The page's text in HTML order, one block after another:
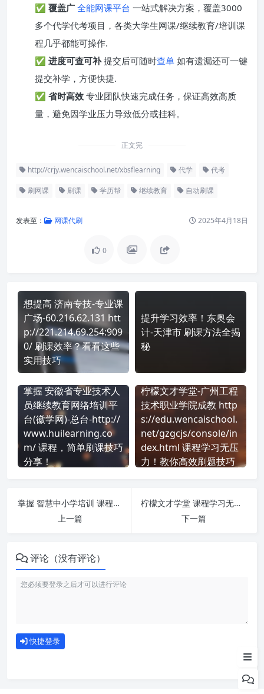
✅ 覆盖广 全能网课平台 一站式解决方案，覆盖3000
多个代学代考项目，各类大学生网课/继续教育/培训课
程几乎都能可操作.
✅ 进度可查可补提交后可随时查单 如有遗漏还可一键
提交补学，方便快捷.
✅ 省时高效 专业团队快速完成任务，保证高效高质
量，避免因学业压力导致低分或挂科。
正文完
http://crjy.wencaischool.net/xbsflearning 代学 代考
刷网课 刷课 学历帮 继续教育 自动刷课
发表至： 网课代刷 2025年4月18日
0
想提高 济南专技-专业课
广场-60.216.62.131 htt
p://221.214.69.254:909
0/ 刷课效率？看看这些
实用技巧
提升学习效率！东奥会
计-天津市 刷课方法全揭
秘
掌握 安徽省专业技术人
员继续教育网络培训平
台(徽学网)-总台-http://
www.huilearning.co
m/ 课程，简单刷课技巧
分享！
柠檬文才学堂-广州工程
技术职业学院成教 http
s://edu.wencaischool.
net/gzgcjs/console/in
dex.html 课程学习无压
力！教你高效刷题技巧
掌握 智慧中小学培训 课程，简单刷课技巧分享！
上一篇
柠檬文才学堂 课程学习无压力！教你高效刷题技巧
下一篇
评论（没有评论）
快捷登录